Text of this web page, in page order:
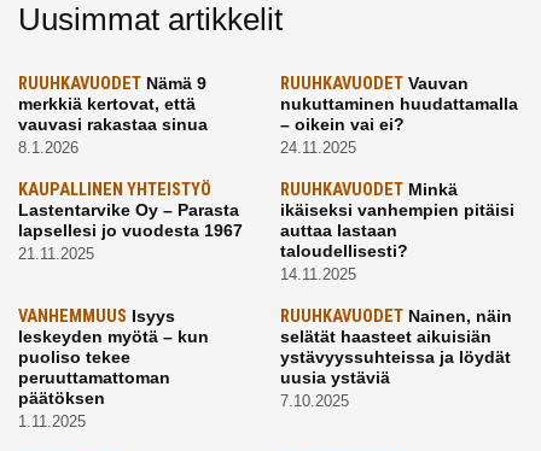
Uusimmat artikkelit
RUUHKAVUODET Nämä 9
merkkiä kertovat, että
vauvasi rakastaa sinua
8.1.2026
RUUHKAVUODETVauvan
nukuttaminen huudattamalla
– oikein vai ei?
24.11.2025
KAUPALLINEN YHTEISTYÖ
Lastentarvike Oy – Parasta
lapsellesi jo vuodesta 1967
21.11.2025
RUUHKAVUODETMinkä
ikäiseksi vanhempien pitäisi
auttaa lastaan
taloudellisesti?
14.11.2025
VANHEMMUUS Isyys
leskeyden myötä – kun
puoliso tekee
peruuttamattoman
päätöksen
1.11.2025
RUUHKAVUODETNainen, näin
selätät haasteet aikuisiän
ystävyyssuhteissa ja löydät
uusia ystäviä
7.10.2025